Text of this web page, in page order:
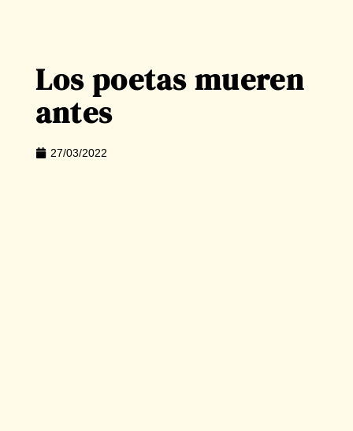
Los poetas mueren
antes
27/03/2022